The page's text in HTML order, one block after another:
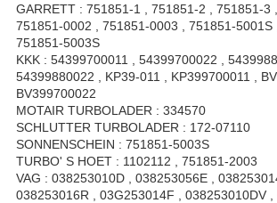
GARRETT : 751851-1 , 751851-2 , 751851-3 ,
751851-0002 , 751851-0003 , 751851-5001S
751851-5003S
KKK : 54399700011 , 54399700022 ,
54399880022 , KP39-011 , KP399700011 ,
BV399700022
MOTAIR TURBOLADER : 334570
SCHLUTTER TURBOLADER : 172-07110
SONNENSCHEIN : 751851-5003S
TURBO' S HOET : 1102112 , 751851-2003
VAG : 038253010D , 038253056E ,
038253016R , 03G253014F , 038253010DV ,